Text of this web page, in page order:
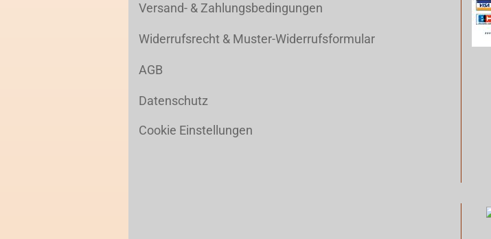
Versand- & Zahlungsbedingungen
Widerrufsrecht & Muster-Widerrufsformular
AGB
Datenschutz
Cookie Einstellungen